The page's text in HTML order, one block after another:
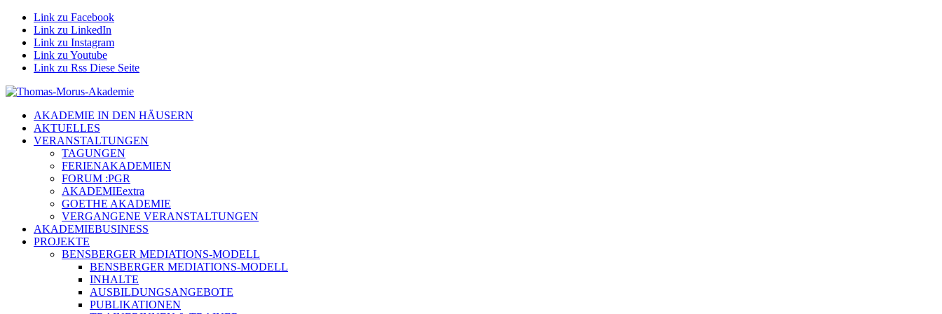
Link zu Facebook
Link zu LinkedIn
Link zu Instagram
Link zu Youtube
Link zu Rss Diese Seite
AKADEMIE IN DEN HÄUSERN
AKTUELLES
VERANSTALTUNGEN
TAGUNGEN
FERIENAKADEMIEN
FORUM :PGR
AKADEMIEextra
GOETHE AKADEMIE
VERGANGENE VERANSTALTUNGEN
AKADEMIEBUSINESS
PROJEKTE
BENSBERGER MEDIATIONS-MODELL
BENSBERGER MEDIATIONS-MODELL
INHALTE
AUSBILDUNGSANGEBOTE
PUBLIKATIONEN